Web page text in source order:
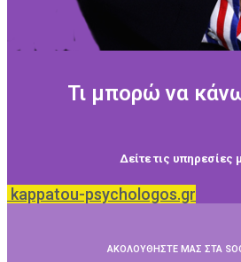
Τι μπορώ να
Δείτε τις υπηρεσίες
kappatou-psychologos.gr
ΑΚΟΛΟΥΘΗΣΤΕ ΜΑΣ ΣΤΑ